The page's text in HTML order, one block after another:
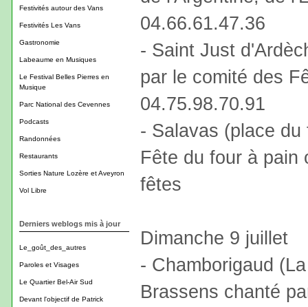
Festivités autour des Vans
Festivités Les Vans
Gastronomie
Labeaume en Musiques
Le Festival Belles Pierres en
Musique
Parc National des Cevennes
Podcasts
Randonnées
Restaurants
Sorties Nature Lozère et Aveyron
Vol Libre
Derniers weblogs mis à jour
Le_goût_des_autres
Paroles et Visages
Le Quartier Bel-Air Sud
Devant l'objectif de Patrick
04.66.61.47.36
- Saint Just
par le comité des
04.75.98.70.91
- Salavas (place
Fête du four à pain
fêtes
Dimanche 9 juillet
- Chamborigaud
Brassens chanté